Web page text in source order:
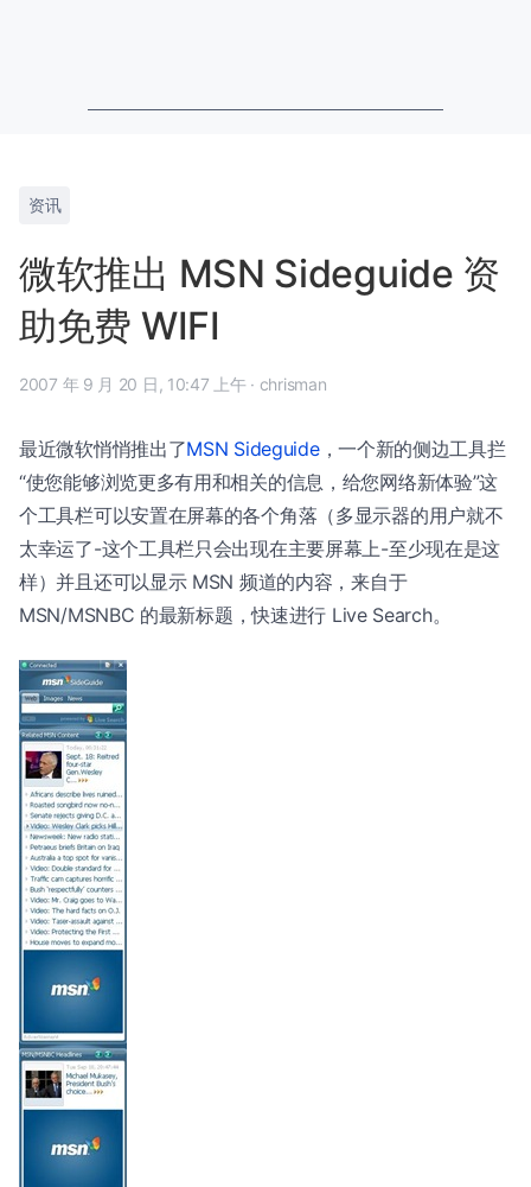
资讯
微软推出 MSN Sideguide 资
助免费 WIFI
2007 年 9 月 20 日, 10:47 上午 · chrisman
最近微软悄悄推出了MSN Sideguide，一个新的侧边工具拦
“使您能够浏览更多有用和相关的信息，给您网络新体验”这
个工具栏可以安置在屏幕的各个角落（多显示器的用户就不
太幸运了-这个工具栏只会出现在主要屏幕上-至少现在是这
样）并且还可以显示 MSN 频道的内容，来自于
MSN/MSNBC 的最新标题，快速进行 Live Search。